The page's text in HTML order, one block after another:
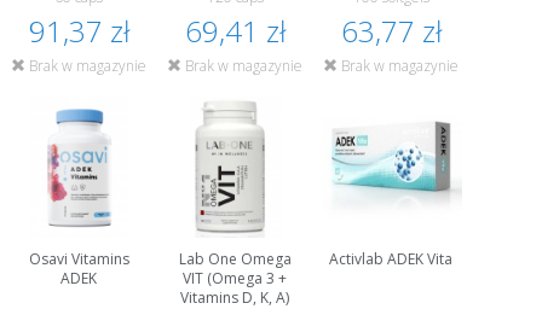
91,37 zł
Brak w magazynie
69,41 zł
Brak w magazynie
63,77 zł
Brak w magazynie
Osavi Vitamins
ADEK
Lab One Omega
VIT (Omega 3 +
Vitamins D, K, A)
Activlab ADEK Vita